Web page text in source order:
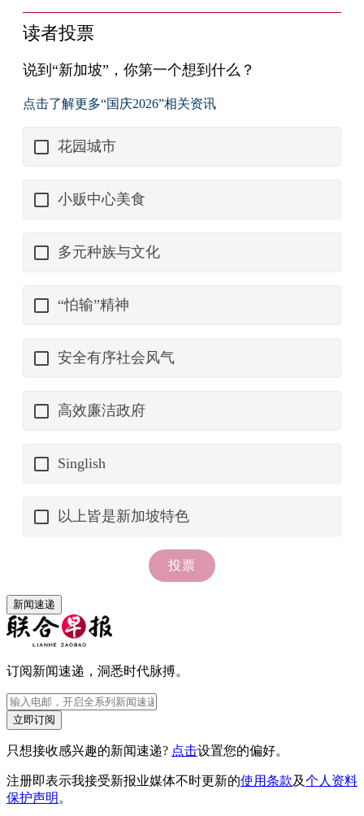
新闻速递
订阅新闻速递，洞悉时代脉搏。
立即订阅
只想接收感兴趣的新闻速递? 点击设置您的偏好。
注册即表示我接受新报业媒体不时更新的使用条款及个人资料
保护声明。